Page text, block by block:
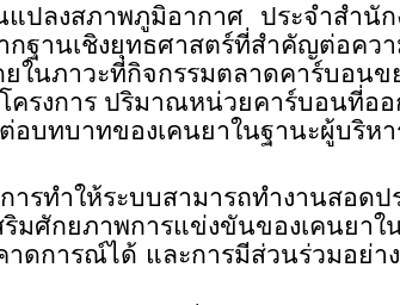
ลงสภาพภูมิอากาศ ประจำสำนัก
ฐานเชิงยุทธศาสตร์ที่สำคัญต่อคว
ภาวะที่กิจกรรมตลาดคาร์บอนขย
รงการ ปริมาณหน่วยคาร์บอนที่อ
บทบาทของเคนยาในฐานะผู้บริหา
รทำให้ระบบสามารถทำงานสอด
ริมศักยภาพการแข่งขันของเคนยา
าดการณ์ได้ และการมีส่วนร่วมอย่